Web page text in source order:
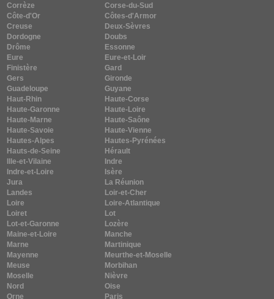
Corrèze
Corse-du-Sud
Côte-d'Or
Côtes-d'Armor
Creuse
Deux-Sèvres
Dordogne
Doubs
Drôme
Essonne
Eure
Eure-et-Loir
Finistère
Gard
Gers
Gironde
Guadeloupe
Guyane
Haut-Rhin
Haute-Corse
Haute-Garonne
Haute-Loire
Haute-Marne
Haute-Saône
Haute-Savoie
Haute-Vienne
Hautes-Alpes
Hautes-Pyrénées
Hauts-de-Seine
Hérault
Ille-et-Vilaine
Indre
Indre-et-Loire
Isère
Jura
La Réunion
Landes
Loir-et-Cher
Loire
Loire-Atlantique
Loiret
Lot
Lot-et-Garonne
Lozère
Maine-et-Loire
Manche
Marne
Martinique
Mayenne
Meurthe-et-Moselle
Meuse
Morbihan
Moselle
Nièvre
Nord
Oise
Orne
Paris